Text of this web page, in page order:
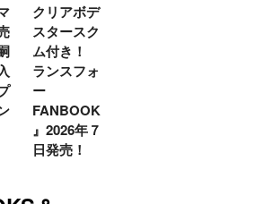
クリアボディの
スタースクリー
ム付き！ 『ト
ランスフォーマ
ー
FANBOOK2026
』2026年７月31
日発売！